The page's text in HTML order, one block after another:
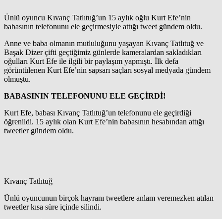
Ünlü oyuncu Kıvanç Tatlıtuğ’un 15 aylık oğlu Kurt Efe’nin
babasının telefonunu ele geçirmesiyle attığı tweet gündem oldu.
Anne ve baba olmanın mutluluğunu yaşayan Kıvanç Tatlıtuğ ve
Başak Dizer çifti geçtiğimiz günlerde kameralardan sakladıkları
oğulları Kurt Efe ile ilgili bir paylaşım yapmıştı. İlk defa
görüntülenen Kurt Efe’nin sapsarı saçları sosyal medyada gündem
olmuştu.
BABASININ TELEFONUNU ELE GEÇİRDİ!
Kurt Efe, babası Kıvanç Tatlıtuğ’un telefonunu ele geçirdiği
öğrenildi. 15 aylık olan Kurt Efe’nin babasının hesabından attığı
tweetler gündem oldu.
Kıvanç Tatlıtuğ
Ünlü oyuncunun birçok hayranı tweetlere anlam veremezken atılan
tweetler kısa süre içinde silindi.